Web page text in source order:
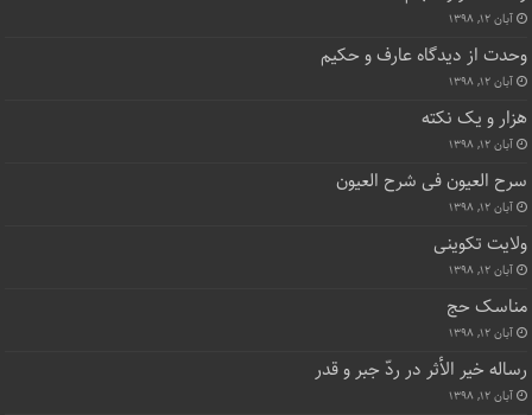
آبان ۱۲, ۱۳۹۸
وحدت از دیدگاه عارف و حکیم
آبان ۱۲, ۱۳۹۸
هزار و یک نکته
آبان ۱۲, ۱۳۹۸
سرح العیون فی شرح العیون
آبان ۱۲, ۱۳۹۸
ولایت تکوینی
آبان ۱۲, ۱۳۹۸
مناسک حج
آبان ۱۲, ۱۳۹۸
رساله خیر الأثر در ردّ جبر و قدر
آبان ۱۲, ۱۳۹۸